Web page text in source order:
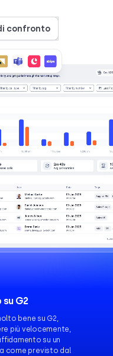
confronto
G2
bene su G2,
più velocemente,
su un
come previsto dal